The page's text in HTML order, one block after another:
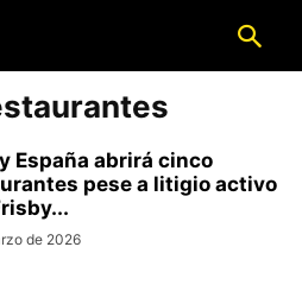
España abrirá cinco
pese a litigio activo
de 2026